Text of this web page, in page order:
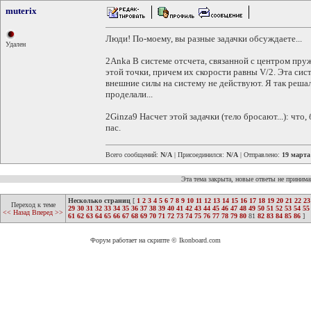
muterix
Удален
Люди! По-моему, вы разные задачки обсуждаете...
2Anka В системе отсчета, связанной с центром
этой точки, причем их скорости равны V/2. Эта
внешние силы на систему не действуют. Я так
проделали...
2Ginza9 Насчет этой задачки (тело бросают...):
пас.
Всего сообщений: N/A | Присоединился: N/A | Отправлено: 19
Эта тема закрыта, новые ответы не
Переход к теме
<< Назад Вперед >>
Несколько страниц [ 1 2 3 4 5 6 7 8 9 10 11 12 13 14 15 16 17 18 19 20 21 22 23
29 30 31 32 33 34 35 36 37 38 39 40 41 42 43 44 45 46 47 48 49 50 51 52 53 54 55
61 62 63 64 65 66 67 68 69 70 71 72 73 74 75 76 77 78 79 80 81 82 83 84 85 86 ]
Форум работает на скрипте © Ikonboard.com